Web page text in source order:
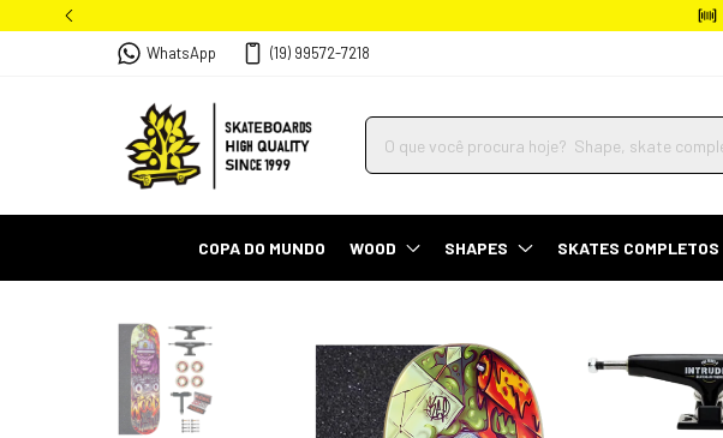
WhatsApp (19) 99572-7218
COPA DO MUNDO WOOD SHAPES SKATES COMPLETOS